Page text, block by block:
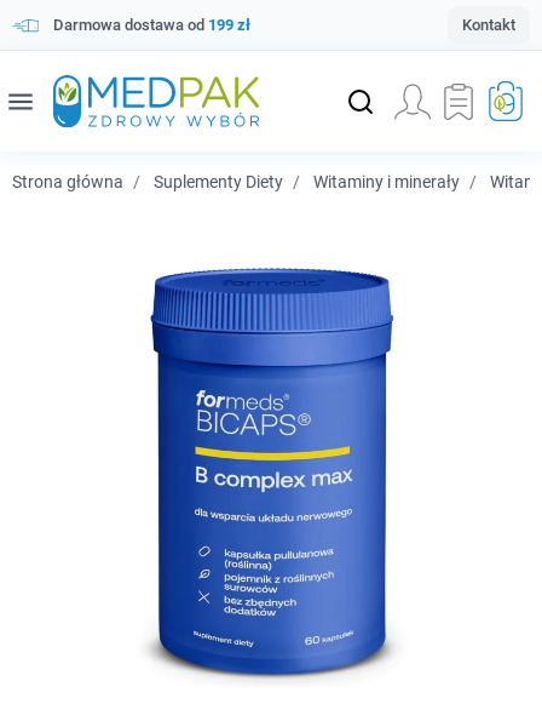
Darmowa dostawa od 199 zł Kontakt
menu
Strona główna Suplementy Diety Witaminy i minerały